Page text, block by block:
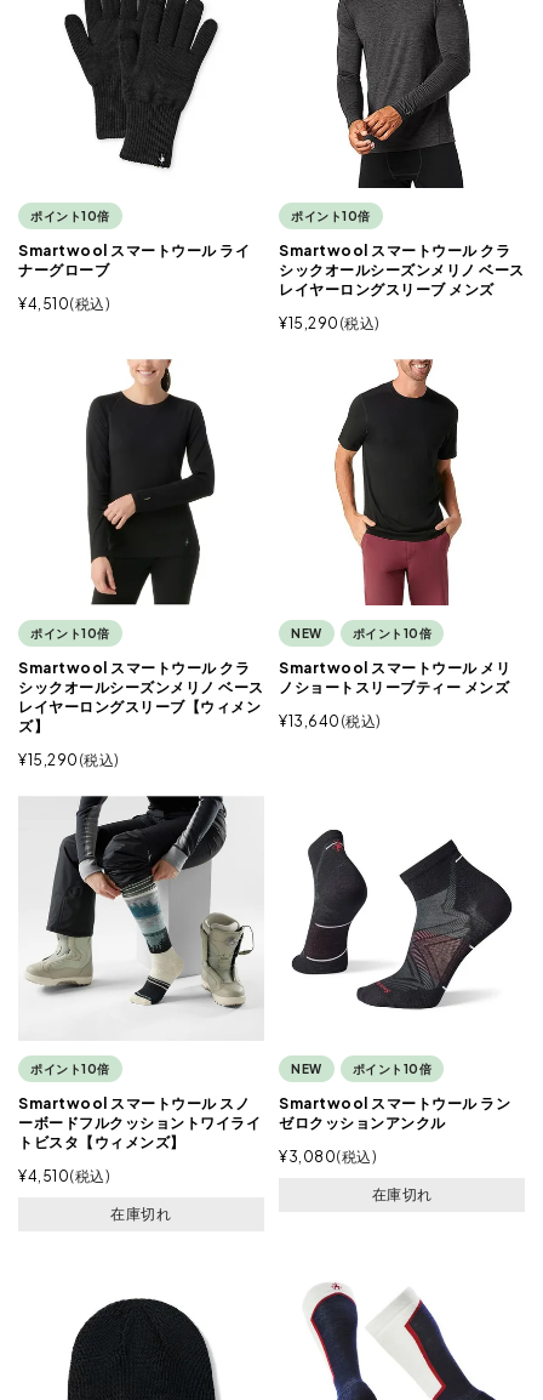
ポイント10倍
Smartwool スマートウール ライ
ナーグローブ
¥4,510 税込
ポイント10倍
Smartwool スマートウール クラ
シックオールシーズンメリノ ベース
レイヤーロングスリーブ メンズ
¥15,290 税込
ポイント10倍
Smartwool スマートウール クラ
シックオールシーズンメリノ ベース
レイヤーロングスリーブ【ウィメン
ズ】
¥15,290 税込
NEW ポイント10倍
Smartwool スマートウール メリ
ノショートスリーブティー メンズ
¥13,640 税込
ポイント10倍
Smartwool スマートウール スノ
ーボードフルクッショントワイライ
トビスタ【ウィメンズ】
¥4,510 税込
在庫切れ
NEW ポイント10倍
Smartwool スマートウール ラン
ゼロクッションアンクル
¥3,080 税込
在庫切れ